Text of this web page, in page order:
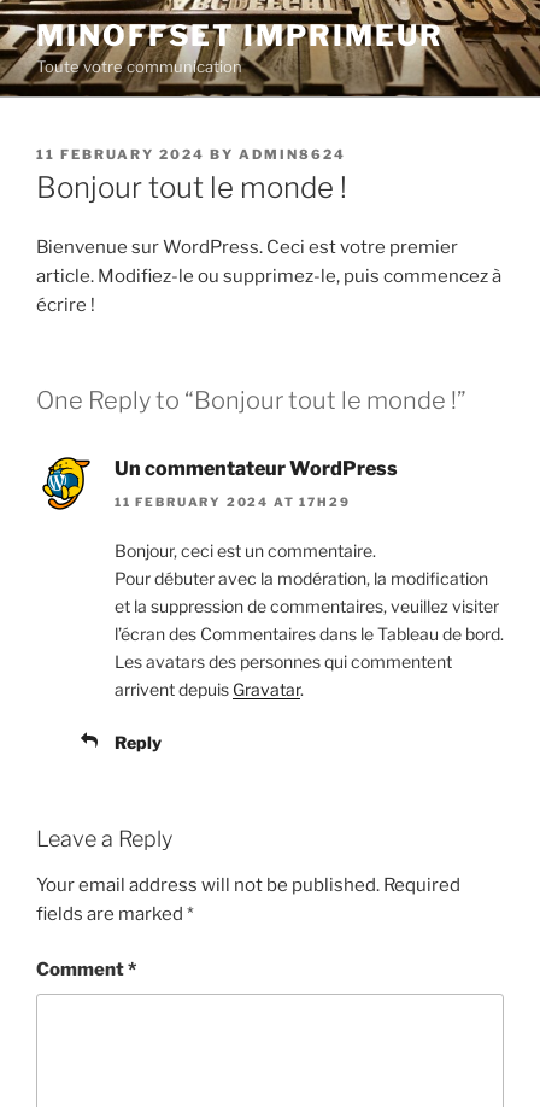
Skip
to
content
MINOFFSET IMPRIMEUR
Toute votre communication
POSTED
ON
11 FEBRUARY 2024 BY ADMIN8624
Bonjour tout le monde !
Bienvenue sur WordPress. Ceci est votre premier
article. Modifiez-le ou supprimez-le, puis commencez à
écrire !
One Reply to “Bonjour tout le monde !”
Un commentateur WordPress
11 FEBRUARY 2024 AT 17H29
Bonjour, ceci est un commentaire.
Pour débuter avec la modération, la modification
et la suppression de commentaires, veuillez visiter
l’écran des Commentaires dans le Tableau de bord.
Les avatars des personnes qui commentent
arrivent depuis Gravatar.
Reply
Leave a Reply
Your email address will not be published. Required
fields are marked *
Comment*